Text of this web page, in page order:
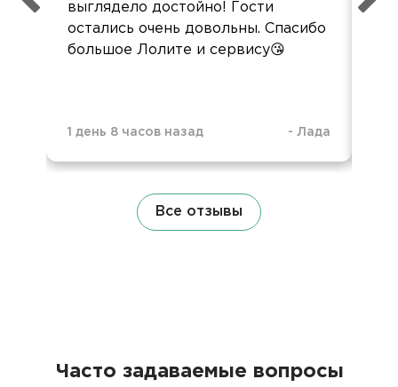
выглядело достойно! Гости
остались очень довольны. Спасибо
большое Лолите и сервису😘
1 день 8 часов назад - Лада
Все отзывы
Часто задаваемые вопросы